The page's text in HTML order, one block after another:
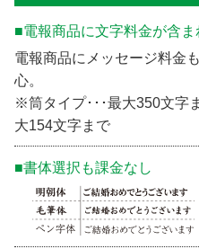
■電報商品に文字料金が含ま
電報商品にメッセージ料金
心。
※筒タイプ･･･最大350文
大154文字まで
■書体選択も課金なし